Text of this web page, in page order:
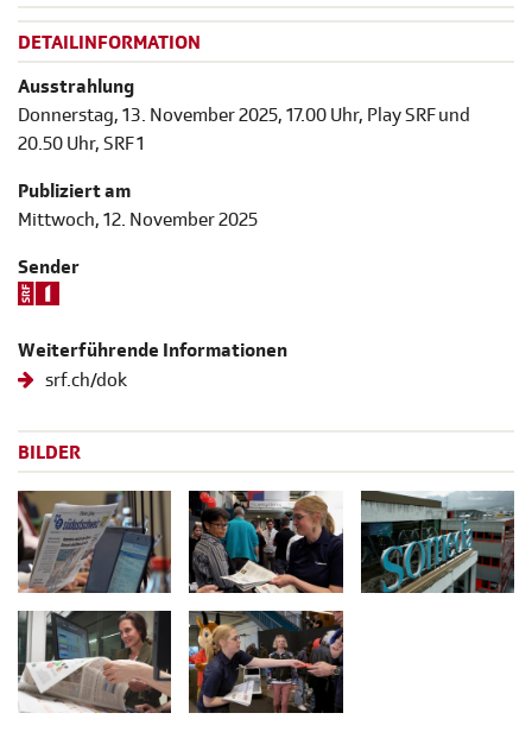
DETAILINFORMATION
Ausstrahlung
Donnerstag, 13. November 2025, 17.00 Uhr, Play SRF und
20.50 Uhr, SRF 1
Publiziert am
Mittwoch, 12. November 2025
Sender
Weiterführende Informationen
srf.ch/dok
BILDER